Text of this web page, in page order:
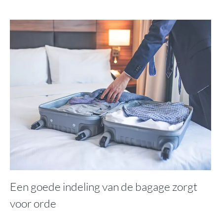
Een goede indeling van de bagage zorgt
voor orde